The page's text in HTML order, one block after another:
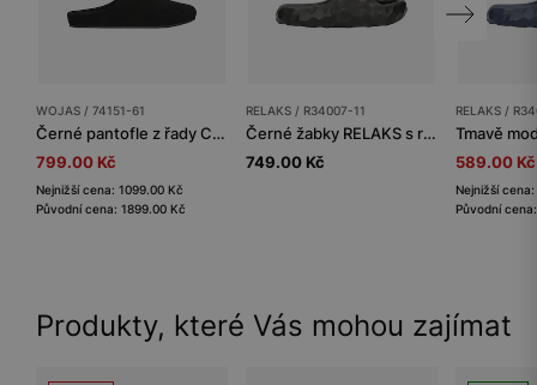
WOJAS / 74151-61
Černé pantofle z řady Comfort z velurové štípané useně
799.00 Kč
Nejnižší cena: 1099.00 Kč
Původní cena: 1899.00 Kč
RELAKS / R34007-11
Černé žabky RELAKS s reliéfní texturou a tlustou podrážkou
749.00 Kč
RELAKS /
589.00 Kč
Nejnižší
Původní
Produkty, které Vás mohou zajímat